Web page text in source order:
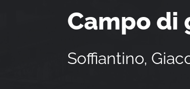
Campo di
Soffiantino,